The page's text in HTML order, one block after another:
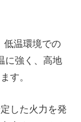
低温環境での
に強く、高地
す。
した火力を発